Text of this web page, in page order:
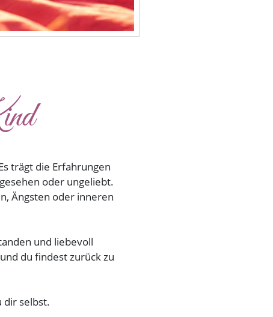
trägt die Erfahrungen
oder ungeliebt.
Ängsten oder inneren
und liebevoll
du findest zurück zu
dir selbst.